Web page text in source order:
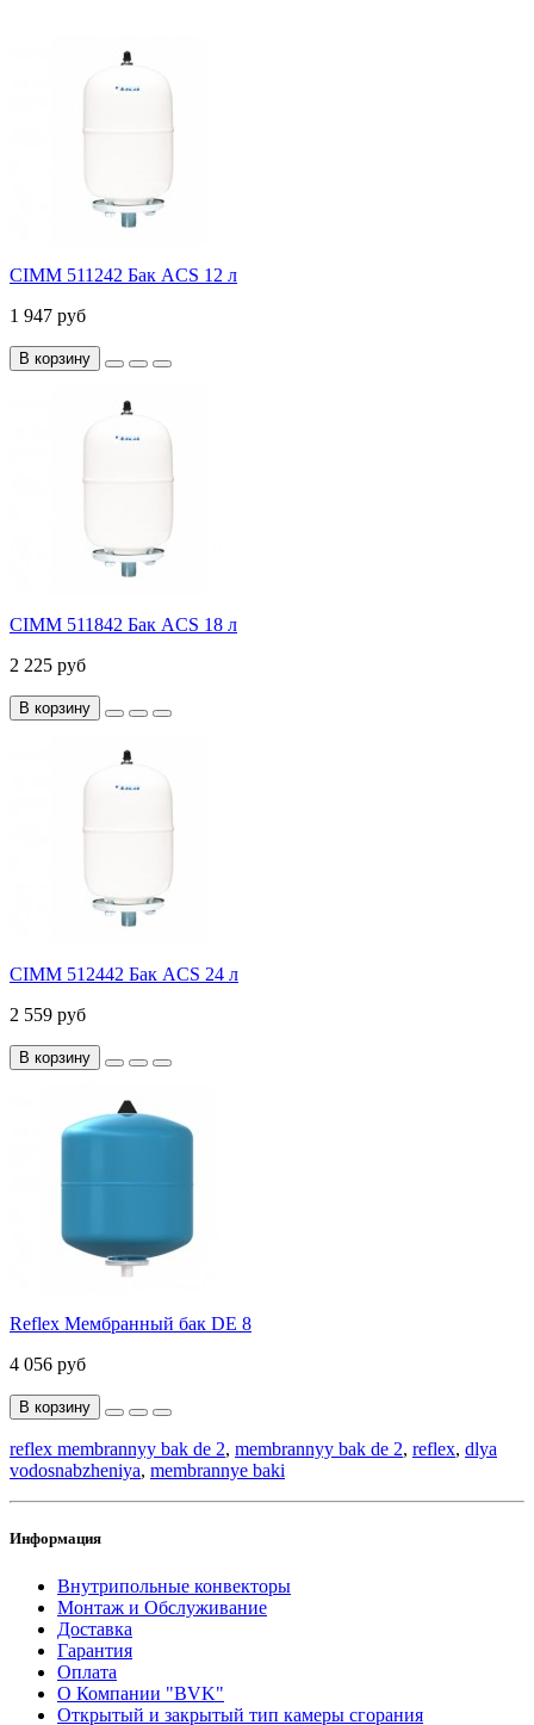
CIMM 511242 Бак ACS 12 л
1 947 руб
В корзину
CIMM 511842 Бак ACS 18 л
2 225 руб
В корзину
CIMM 512442 Бак AСS 24 л
2 559 руб
В корзину
Reflex Мембранный бак DE 8
4 056 руб
В корзину
reflex membrannyy bak de 2, membrannyy bak de 2, reflex, dlya
vodosnabzheniya, membrannye baki
Информация
Внутрипольные конвекторы
Монтаж и Обслуживание
Доставка
Гарантия
Оплата
О Компании "BVK"
Открытый и закрытый тип камеры сгорания